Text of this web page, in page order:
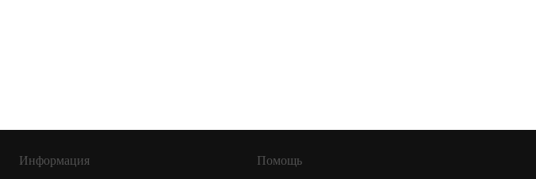
Информация
Помощь